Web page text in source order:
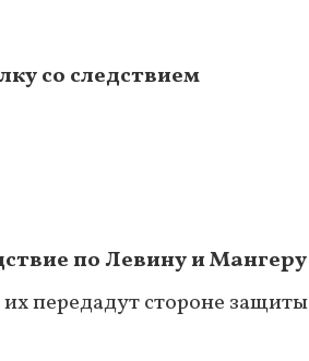
со следствием
по Левину и Мангеру
передадут стороне защиты